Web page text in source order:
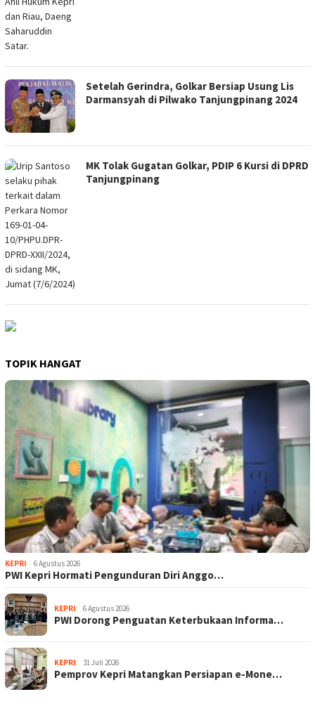
Setelah Gerindra, Golkar Bersiap Usung Lis
Darmansyah di Pilwako Tanjungpinang 2024
MK Tolak Gugatan Golkar, PDIP 6 Kursi di DPRD
Tanjungpinang
TOPIK HANGAT
KEPRI 6 Agustus 2026
PWI Kepri Hormati Pengunduran Diri Anggo…
KEPRI 6 Agustus 2026
PWI Dorong Penguatan Keterbukaan Informa…
KEPRI 31 Juli 2026
Pemprov Kepri Matangkan Persiapan e-Mone…